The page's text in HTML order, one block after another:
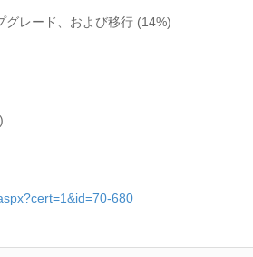
レード、および移行 (14%)
680